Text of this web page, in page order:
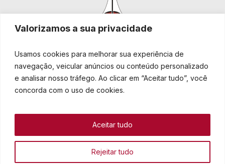
Valorizamos a sua privacidade
Usamos cookies para melhorar sua experiência de
navegação, veicular anúncios ou conteúdo personalizado
e analisar nosso tráfego. Ao clicar em “Aceitar tudo”, você
concorda com o uso de cookies.
Rejeitar tudo
Aceitar tudo
Igreja Evangélica de Confissão Luterana no Brasil
Sede nacional: Rua Senhor dos Passos, 202/4º andar Centro -
Fale conosco